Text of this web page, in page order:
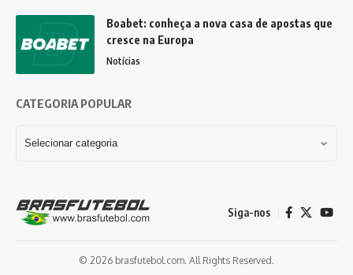
Boabet: conheça a nova casa de apostas que
cresce na Europa
Notícias
CATEGORIA POPULAR
Siga-nos
© 2026 brasfutebol.com. All Rights Reserved.